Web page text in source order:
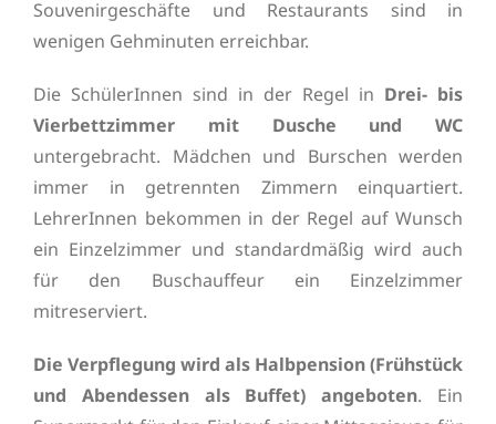
Souvenirgeschäfte und Restaurants sind in
wenigen Gehminuten erreichbar.
Die SchülerInnen sind in der Regel in Drei- bis
Vierbettzimmer mit Dusche und WC
untergebracht. Mädchen und Burschen werden
immer in getrennten Zimmern einquartiert.
LehrerInnen bekommen in der Regel auf Wunsch
ein Einzelzimmer und standardmäßig wird auch
für den Buschauffeur ein Einzelzimmer
mitreserviert.
Die Verpflegung wird als Halbpension (Frühstück
und Abendessen als Buffet) angeboten. Ein